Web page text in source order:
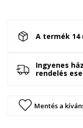
A termék 14
Ingyenes
rendelés
Mentés a